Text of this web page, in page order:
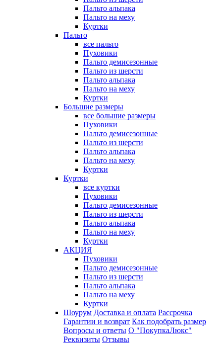
Пальто альпака
Пальто на меху
Куртки
Пальто
все пальто
Пуховики
Пальто демисезонные
Пальто из шерсти
Пальто альпака
Пальто на меху
Куртки
Большие размеры
все большие размеры
Пуховики
Пальто демисезонные
Пальто из шерсти
Пальто альпака
Пальто на меху
Куртки
Куртки
все куртки
Пуховики
Пальто демисезонные
Пальто из шерсти
Пальто альпака
Пальто на меху
Куртки
АКЦИЯ
Пуховики
Пальто демисезонные
Пальто из шерсти
Пальто альпака
Пальто на меху
Куртки
Шоурум Доставка и оплата Рассрочка
Гарантии и возврат Как подобрать размер
Вопросы и ответы О "ПокупкаЛюкс"
Реквизиты Отзывы